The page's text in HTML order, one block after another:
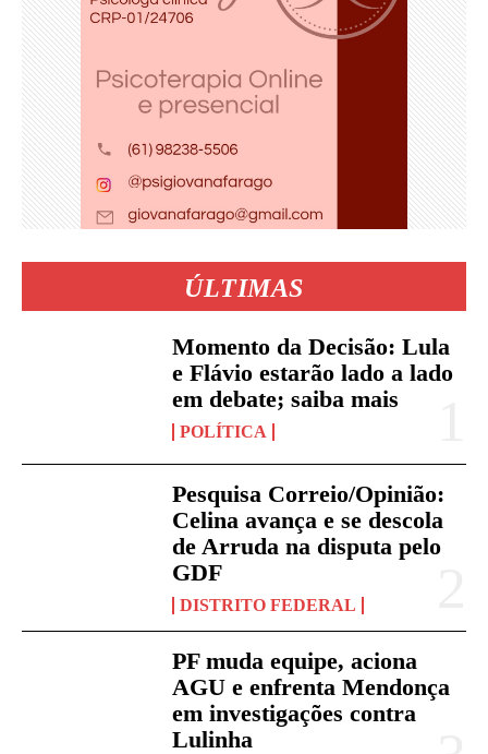
ÚLTIMAS
Momento da Decisão: Lula
e Flávio estarão lado a lado
em debate; saiba mais
POLÍTICA
Pesquisa Correio/Opinião:
Celina avança e se descola
de Arruda na disputa pelo
GDF
DISTRITO FEDERAL
PF muda equipe, aciona
AGU e enfrenta Mendonça
em investigações contra
Lulinha